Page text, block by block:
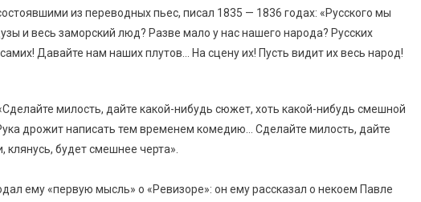
из переводных пьес, писал 1835 — 1836 годах: «Русского мы
и весь заморский люд? Разве мало у нас нашего народа? Русских
Давайте нам наших плутов… На сцену их! Пусть видит их весь народ!
милость, дайте какой-нибудь сюжет, хоть какой-нибудь смешной
дрожит написать тем временем комедию… Сделайте милость, дайте
будет смешнее черта».
ему «первую мысль» о «Ревизоре»: он ему рассказал о некоем Павле